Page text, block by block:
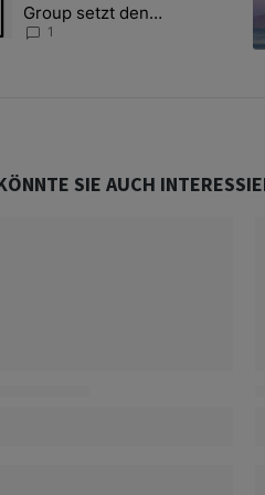
Group setzt den
Aufwärtstrend fort
1
SIE AUCH